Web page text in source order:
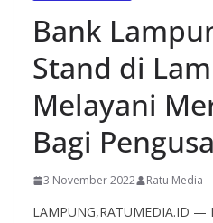
Bank
Stand di
Melayani
Bagi
3 November 2022 Ratu Media
LAMPUNG,RATUMEDIA.ID —